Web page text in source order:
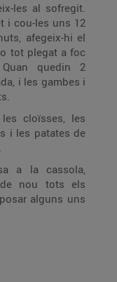
les al sofregit.
afegeix-hi el
2
i les gambes i
cloïsses, les
de
a la cassola,
alguns uns